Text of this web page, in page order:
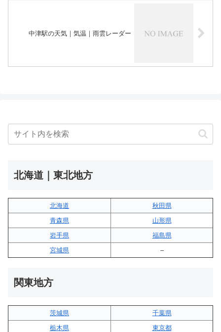
中津駅の天気｜気温｜雨雲レーダー
北海道｜東北地方
北海道
秋田県
青森県
山形県
岩手県
福島県
宮城県
–
関東地方
茨城県
千葉県
栃木県
東京都